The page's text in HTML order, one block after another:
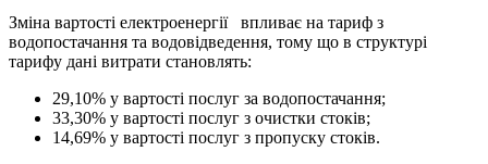
Зміна вартості електроенергії впливає на тариф з
водопостачання та водовідведення, тому що в структурі
тарифу дані витрати становлять:
29,10% у вартості послуг за водопостачання;
33,30% у вартості послуг з очистки стоків;
14,69% у вартості послуг з пропуску стоків.